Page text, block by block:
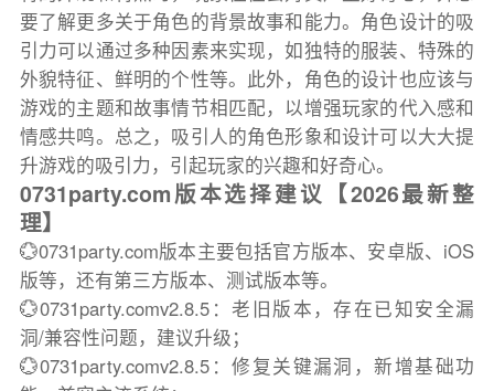
要了解更多关于角色的背景故事和能力。角色设计的吸
引力可以通过多种因素来实现，如独特的服装、特殊的
外貌特征、鲜明的个性等。此外，角色的设计也应该与
游戏的主题和故事情节相匹配，以增强玩家的代入感和
情感共鸣。总之，吸引人的角色形象和设计可以大大提
升游戏的吸引力，引起玩家的兴趣和好奇心。
0731party.com版本选择建议【2026最新整
理】
💮0731party.com版本主要包括官方版本、安卓版、iOS
版等，还有第三方版本、测试版本等。
💮0731party.comv2.8.5：老旧版本，存在已知安全漏
洞/兼容性问题，建议升级；
💮0731party.comv2.8.5：修复关键漏洞，新增基础功